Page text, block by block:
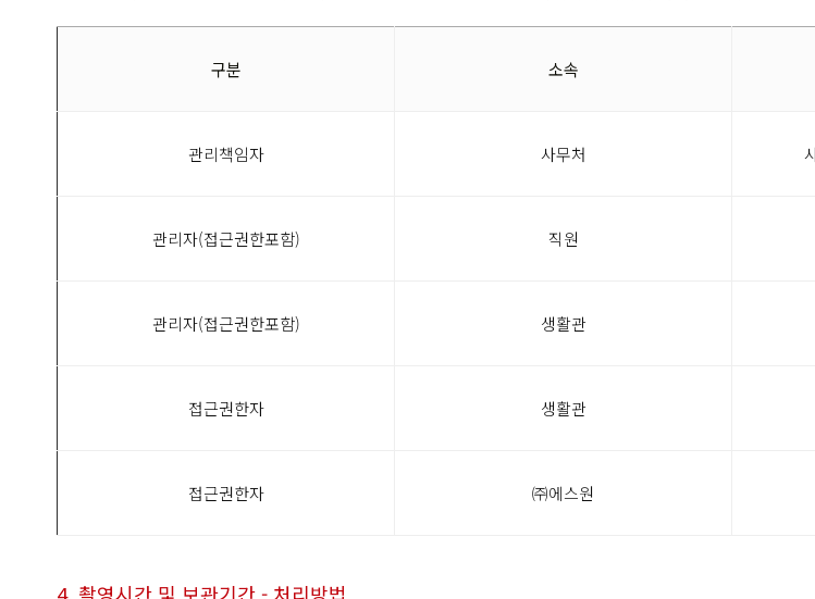
구분 소속
관리책임자 사무처
관리자(접근권한포함) 직원
관리자(접근권한포함) 생활관
접근권한자 생활관
접근권한자 ㈜에스원